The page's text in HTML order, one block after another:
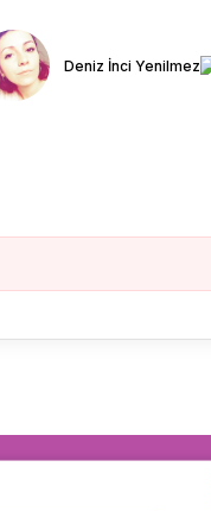
Deniz İnci Yenilmez